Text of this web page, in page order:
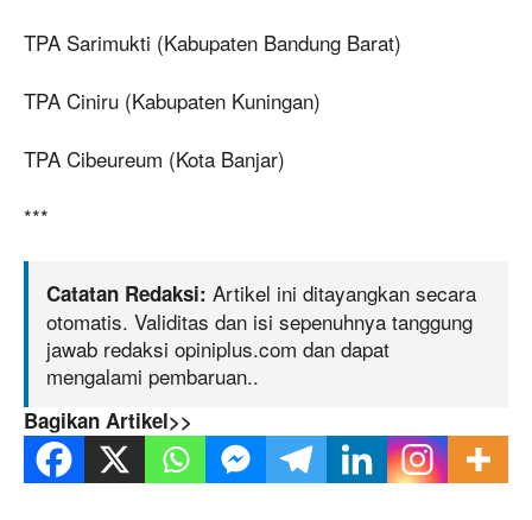
TPA Sarimukti (Kabupaten Bandung Barat)
TPA Ciniru (Kabupaten Kuningan)
TPA Cibeureum (Kota Banjar)
***
Catatan Redaksi: Artikel ini ditayangkan secara
otomatis. Validitas dan isi sepenuhnya tanggung
jawab redaksi opiniplus.com dan dapat
mengalami pembaruan..
Bagikan Artikel>>